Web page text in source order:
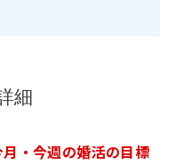
細
・今週の婚活の目標